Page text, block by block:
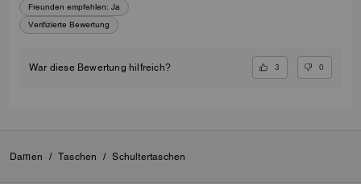
Freunden empfehlen: Ja
Verifizierte Bewertung
War diese Bewertung hilfreich? 3 0
Damen / Taschen / Schultertaschen